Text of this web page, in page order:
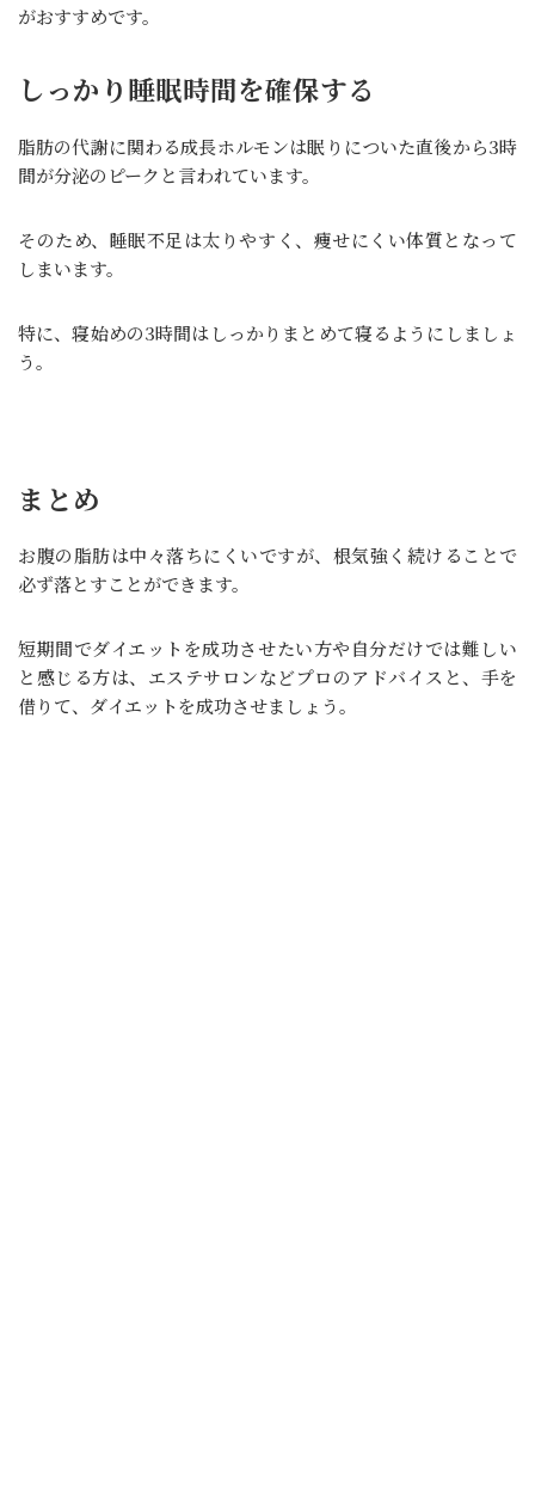
がおすすめです。
しっかり睡眠時間を確保する
脂肪の代謝に関わる成長ホルモンは眠りについた直後から3時
間が分泌のピークと言われています。
そのため、睡眠不足は太りやすく、痩せにくい体質となって
しまいます。
特に、寝始めの3時間はしっかりまとめて寝るようにしましょ
う。
まとめ
お腹の脂肪は中々落ちにくいですが、根気強く続けることで
必ず落とすことができます。
短期間でダイエットを成功させたい方や自分だけでは難しい
と感じる方は、エステサロンなどプロのアドバイスと、手を
借りて、ダイエットを成功させましょう。